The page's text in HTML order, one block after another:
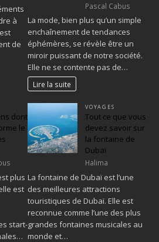
à
de
Pascal Cabus
La mode, bien plus qu’un simple
enchaînement de tendances
éphémères, se révèle être un
miroir puissant de notre société.
Elle ne se contente pas de…
Lire la suite
dont
le
plus
est
start-
VOYAGES
Tout ce que vous
devez savoir sur
la fontaine de
Dubaï
Halima
La fontaine de Dubaï est l’une
des meilleures attractions
touristiques de Dubaï. Elle est
reconnue comme l’une des plus
grandes fontaines musicales au
monde et…